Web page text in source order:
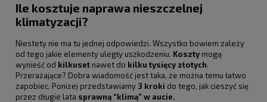
Ile kosztuje naprawa nieszczelnej
klimatyzacji?
Niestety nie ma tu jednej odpowiedzi. Wszystko bowiem zależy
od tego jakie elementy uległy uszkodzeniu. Koszty mogą
wynieść od kilkuset nawet do kilku tysięcy złotych.
Przerażające? Dobra wiadomość jest taka, że można temu łatwo
zapobiec. Poniżej przedstawiamy 3 kroki do tego, jak cieszyć się
przez długie lata sprawną “klimą” w aucie.